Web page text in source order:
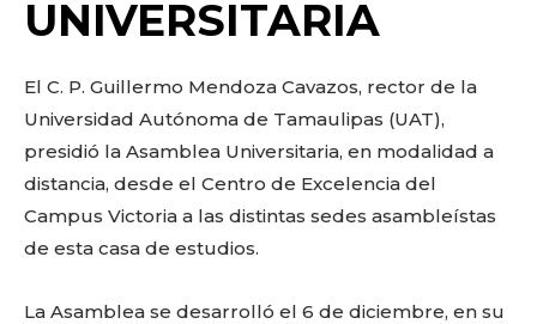
k
UNIVERSITARIA
El C. P. Guillermo Mendoza Cavazos, rector de la
Universidad Autónoma de Tamaulipas (UAT),
presidió la Asamblea Universitaria, en modalidad a
distancia, desde el Centro de Excelencia del
Campus Victoria a las distintas sedes asambleístas
de esta casa de estudios.
La Asamblea se desarrolló el 6 de diciembre, en su